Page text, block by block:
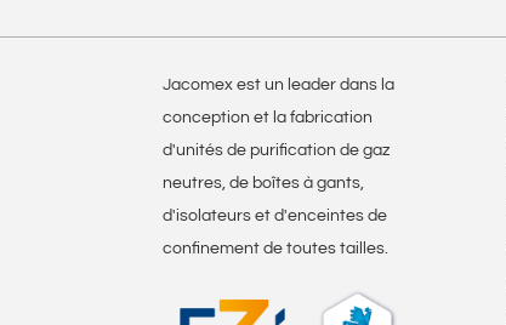
Jacomex est un leader dans la
conception et la fabrication
d'unités de purification de gaz
neutres, de boîtes à gants,
d'isolateurs et d'enceintes de
confinement de toutes tailles.